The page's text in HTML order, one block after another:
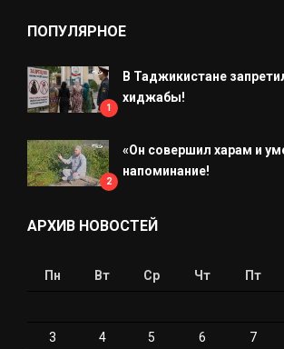
ПОПУЛЯРНОЕ
1
В Таджикистане
хиджабы!
2
«Он совершил харам и
напоминание!
АРХИВ НОВОСТЕЙ
Пн Вт Ср Чт Пт
3 4 5 6 7